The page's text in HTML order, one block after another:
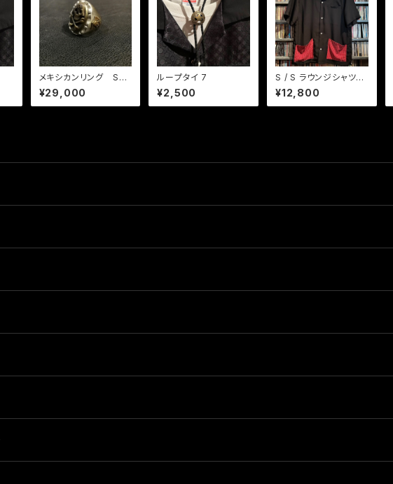
メキシカンリング SKU
LL13
¥29,000
ループタイ 7
¥2,500
S / S ラウンジシャツ
BK/ RD/WHカスリ織り
チェック
¥12,800